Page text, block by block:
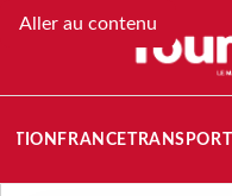
Aller au contenu
FRANCETRANSPORT